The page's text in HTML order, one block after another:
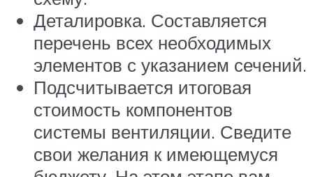
Деталировка. Составляется
перечень всех необходимых
элементов с указанием сечений.
Подсчитывается итоговая
стоимость компонентов
системы вентиляции. Сведите
свои желания к имеющемуся